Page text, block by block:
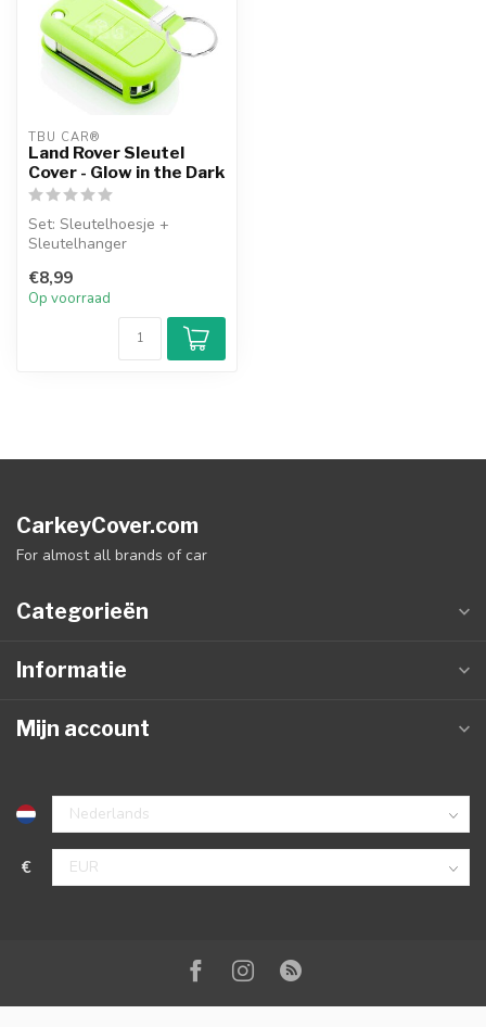
TBU CAR®
Land Rover Sleutel
Cover - Glow in the Dark
Set: Sleutelhoesje +
Sleutelhanger
€8,99
Op voorraad
CarkeyCover.com
For almost all brands of car
Categorieën
Informatie
Mijn account
€